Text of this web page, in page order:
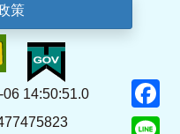
策
14:50:51.0